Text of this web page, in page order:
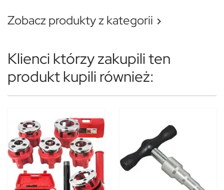
Zobacz produkty z kategorii 
Klienci którzy zakupili ten
produkt kupili również: